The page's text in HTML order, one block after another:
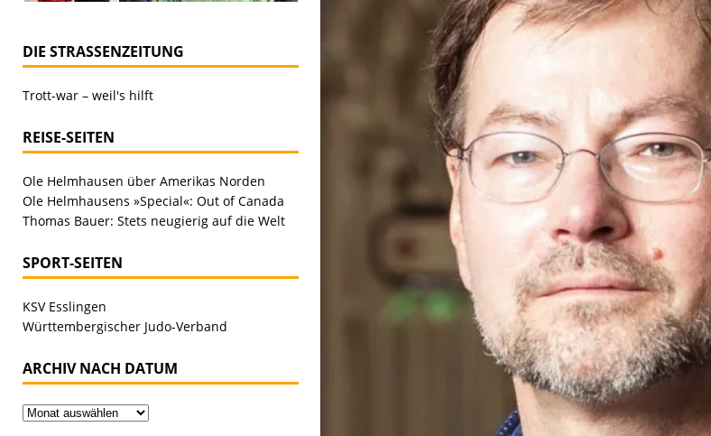
DIE STRASSENZEITUNG
Trott-war – weil's hilft
REISE-SEITEN
Ole Helmhausen über Amerikas Norden
Ole Helmhausens »Special«: Out of Canada
Thomas Bauer: Stets neugierig auf die Welt
SPORT-SEITEN
KSV Esslingen
Württembergischer Judo-Verband
ARCHIV NACH DATUM